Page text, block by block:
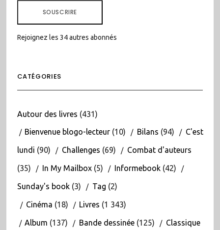
SOUSCRIRE
Rejoignez les 34 autres abonnés
CATÉGORIES
Autour des livres (431)
Bienvenue blogo-lecteur(10) Bilans (94) C'est
lundi (90) Challenges (69) Combat d'auteurs
(35) In My Mailbox(5) Informebook(42)
Sunday's book(3) Tag (2)
Cinéma (18) Livres (1 343)
Album (137) Bande dessinée(125) Classique